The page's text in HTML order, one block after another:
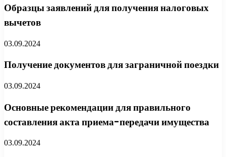
Образцы заявлений для получения налоговых
вычетов
03.09.2024
Получение документов для заграничной поездки
03.09.2024
Основные рекомендации для правильного
составления акта приема-передачи имущества
03.09.2024